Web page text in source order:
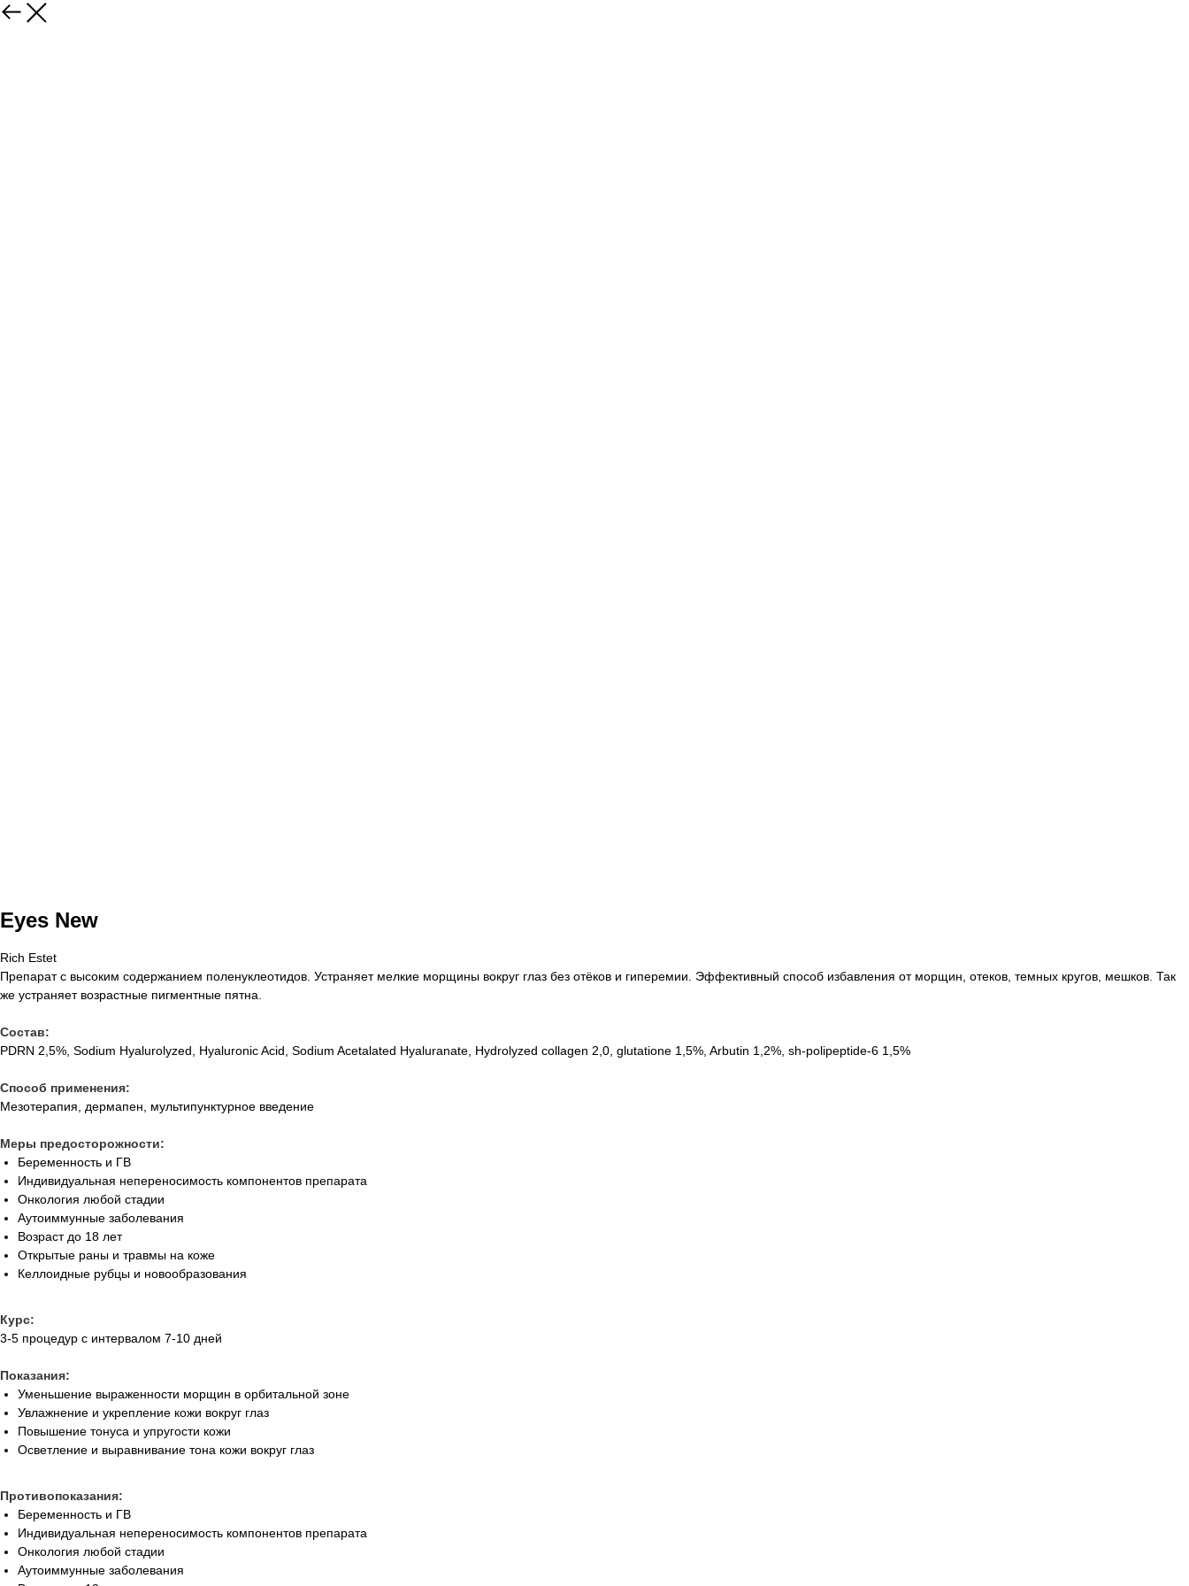
Eyes New
Rich Estet
Препарат с высоким содержанием поленуклеотидов. Устраняет мелкие морщины вокруг глаз без отёков и гиперемии. Эффективный способ избавления от морщин, отеков, темных кругов, мешков. Так
же устраняет возрастные пигментные пятна.
Состав:
PDRN 2,5%, Sodium Hyalurolyzed, Hyaluronic Acid, Sodium Acetalated Hyaluranate, Hydrolyzed collagen 2,0, glutatione 1,5%, Arbutin 1,2%, sh-polipeptide-6 1,5%
Способ применения:
Мезотерапия, дермапен, мультипунктурное введение
Меры предосторожности:
Беременность и ГВ
Индивидуальная непереносимость компонентов препарата
Онкология любой стадии
Аутоиммунные заболевания
Возраст до 18 лет
Открытые раны и травмы на коже
Келлоидные рубцы и новообразования
Курс:
3-5 процедур с интервалом 7-10 дней
Показания:
Уменьшение выраженности морщин в орбитальной зоне
Увлажнение и укрепление кожи вокруг глаз
Повышение тонуса и упругости кожи
Осветление и выравнивание тона кожи вокруг глаз
Противопоказания:
Беременность и ГВ
Индивидуальная непереносимость компонентов препарата
Онкология любой стадии
Аутоиммунные заболевания